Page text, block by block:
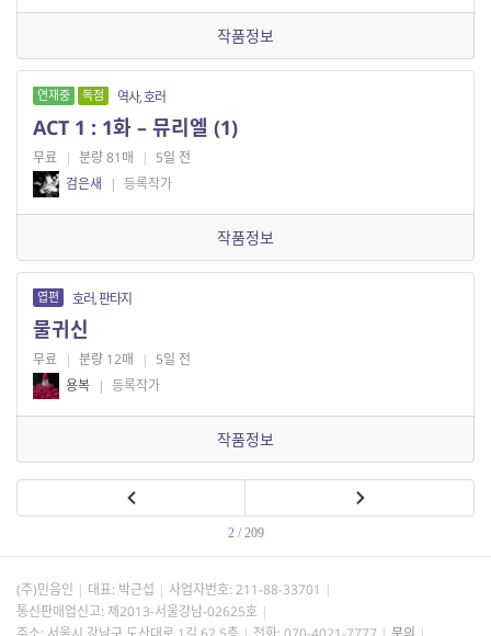
작품정보
연재중 독점 역사, 호러
ACT 1 : 1화 – 뮤리엘 (1)
무료 | 분량 81매 | 5일 전
검은새
| 등록작가
작품정보
엽편 호러, 판타지
물귀신
무료 | 분량 12매 | 5일 전
용복 | 등록작가
작품정보
2 / 209
(주)민음인 대표: 박근섭 사업자번호: 211-88-33701
통신판매업신고: 제2013-서울강남-02625호